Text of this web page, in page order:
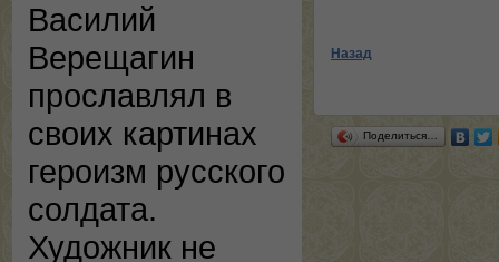
Василий
Верещагин
прославлял в
своих картинах
героизм русского
солдата.
Художник не
Назад
Поделиться…